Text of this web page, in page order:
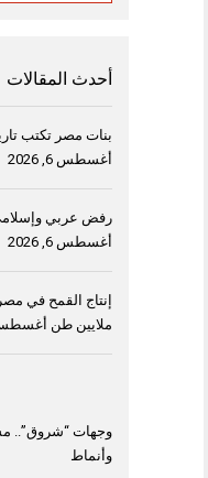
أحدث المقالات
بنات مصر تكتب
أغسطس 6, 2026
رفض عربي وإسلامي
أغسطس 6, 2026
ملايين طن أغسطس 4,
وجهات “شروق”..
وأنماط